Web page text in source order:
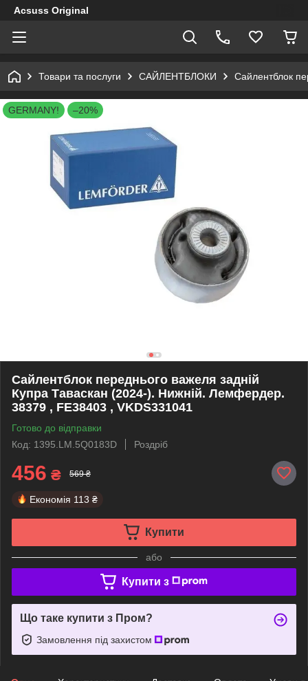
Acsuss Original
Товари та послуги САЙЛЕНТБЛОКИ Сайлентблок
GERMANY! –20%
Сайлентблок переднього важеля задній
Купра Таваскан (2024-). Нижній. Лемфердер.
38379 , FE38403 , VKDS331041
Готово до відправки
Код: 1395.LM.5Q0183D
Роздріб
456 ₴ 569 ₴
Економія 113 ₴
Купити
або
Купити з
Що таке купити з Пром?
Замовлення під захистом